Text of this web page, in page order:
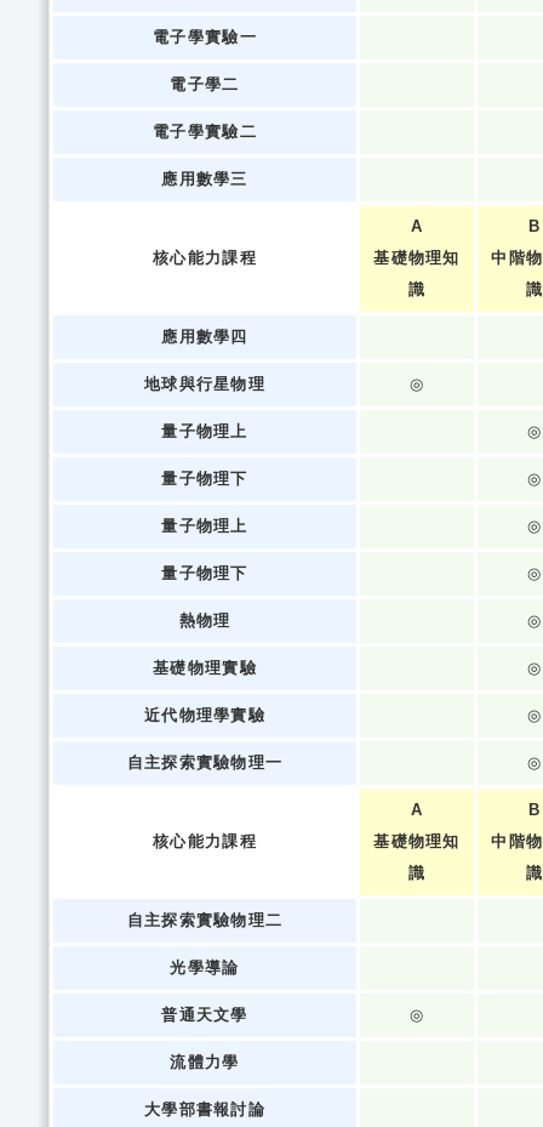
電子學實驗一
電子學二
電子學實驗二
應用數學三
核心能力課程
A
基礎物理知
識
B
中階
識
應用數學四
地球與行星物理 ◎
量子物理上 ◎
量子物理下 ◎
量子物理上 ◎
量子物理下 ◎
熱物理 ◎
基礎物理實驗 ◎
近代物理學實驗 ◎
自主探索實驗物理一 ◎
核心能力課程
A
基礎物理知
識
B
中階
識
自主探索實驗物理二
光學導論
普通天文學 ◎
流體力學
大學部書報討論